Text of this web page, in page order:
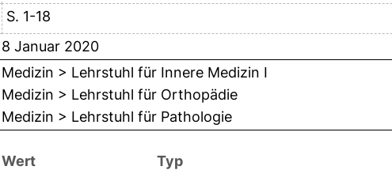
S. 1-18
8 Januar 2020
Medizin > Lehrstuhl für Innere Medizin I
Medizin > Lehrstuhl für Orthopädie
Medizin > Lehrstuhl für Pathologie
Wert
Typ